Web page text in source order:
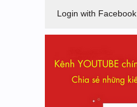
Login with Facebook